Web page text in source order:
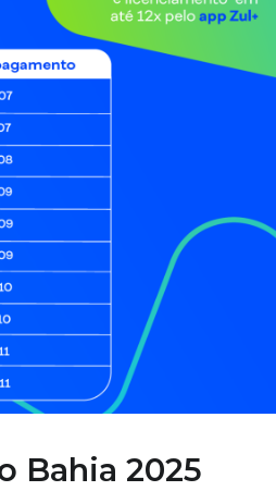
Bahia 2025